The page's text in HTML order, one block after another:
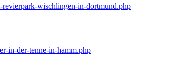
wischlingen-in-dortmund.php
in-der-tenne-in-hamm.php